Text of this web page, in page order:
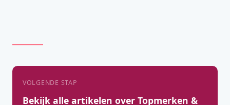
VOLGENDE STAP
Bekijk alle artikelen over Topmerken &